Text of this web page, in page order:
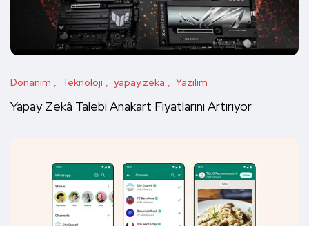
Donanım Teknoloji yapay zeka Yazılım
Yapay Zekâ Talebi Anakart Fiyatlarını Artırıyor